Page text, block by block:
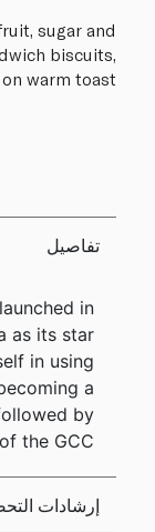
sugar and
biscuits,
warm toast.
تفاصيل
in
as its star
in using
a
by
the GCC.
إرشادات